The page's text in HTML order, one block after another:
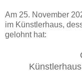
Am 25. November
im Künstlerhaus,
gelohnt hat: